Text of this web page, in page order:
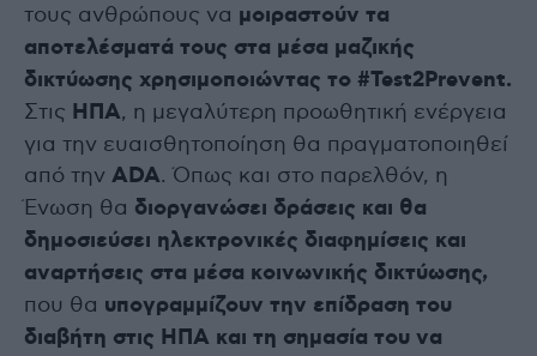
τους ανθρώπους να μοιραστούν τα
αποτελέσματά τους στα μέσα μαζικής
δικτύωσης χρησιμοποιώντας το #Test2Prevent.
Στις ΗΠΑ, η μεγαλύτερη προωθητική ενέργεια
για την ευαισθητοποίηση θα πραγματοποιηθεί
από την ADA. Όπως και στο παρελθόν, η
Ένωση θα διοργανώσει δράσεις και θα
δημοσιεύσει ηλεκτρονικές διαφημίσεις και
αναρτήσεις στα μέσα κοινωνικής δικτύωσης,
που θα υπογραμμίζουν την επίδραση του
διαβήτη στις ΗΠΑ και τη σημασία του να